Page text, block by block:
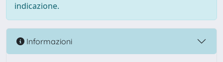
indicazione.
Informazioni